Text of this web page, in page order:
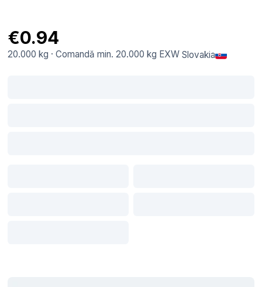
€0.94
20.000 kg ·Comandă min. 20.000 kg EXW Slovakia